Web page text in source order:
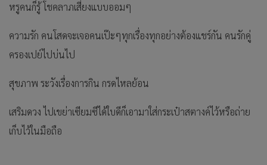
หรูคนก็รู้ โชคลาภเสี่ยงแบบออมๆ
ความรัก คนโสดจะเจอคนเป๊ะๆทุกเรื่องทุกอย่างต้องแชร์กัน คนรักคู่
ครองเปย์ไปบ่นไป
สุขภาพ ระวังเรื่องการกิน กรดไหลย้อน
เสริมดวง ไปเขย่าเซียมซีได้ใบดีก็เอามาใส่กระเป๋าสตางค์ไว้หรือถ่าย
เก็บไว้ในมือถือ